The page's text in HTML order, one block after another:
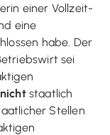
einer Vollzeit­
eine
habe. Der
sei
nichtstaatlich
Stellen